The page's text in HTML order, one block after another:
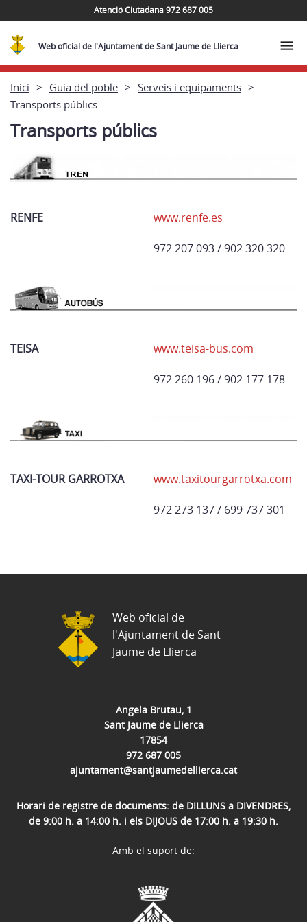
Atenció Ciutadana 972 687 005
Web oficial de l'Ajuntament de Sant Jaume de Llierca
Inici Guia del poble
Serveis i equipaments
Transports públics
Transports públics
RENFE www.renfe.es
972 207 093 / 902 320 320
TEISA www.teisa-bus.com
972 260 196 / 902 177 178
TAXI-TOUR GARROTXA www.taxitourgarrotxa.com
972 273 137 / 699 737 301
Angela Brutau, 1
Sant Jaume de Llierca
17854
972 687 005
ajuntament@santjaumedellierca.cat
Horari de registre de documents: de DILLUNS a DIVENDRES,
de 9:00 h. a 14:00 h. i els DIJOUS de 17:00 h. a 19:30 h.
Web oficial de
l'Ajuntament de Sant
Jaume de Llierca
Amb el suport de: